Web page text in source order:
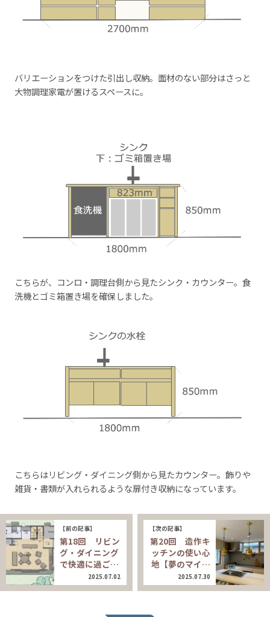
バリエーションをつけた引出し収納。面材のない部分はさっと
大物調理家電が置けるスペースに。
こちらが、コンロ・調理台側から見たシンク・カウンター。食
洗機とゴミ箱置き場を確保しました。
こちらはリビング・ダイニング側から見たカウンター。飾りや
雑貨・書類が入れられるような扉付き収納になっています。
【前の記事】
第18回 リビン
グ・ダイニング
で快適に過ご…
2025.07.02
【次の記事】
第20回 造作キ
ッチンの使い心
地【夢のマイ…
2025.07.30